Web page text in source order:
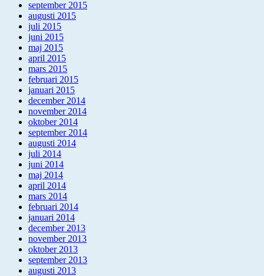
september 2015
augusti 2015
juli 2015
juni 2015
maj 2015
april 2015
mars 2015
februari 2015
januari 2015
december 2014
november 2014
oktober 2014
september 2014
augusti 2014
juli 2014
juni 2014
maj 2014
april 2014
mars 2014
februari 2014
januari 2014
december 2013
november 2013
oktober 2013
september 2013
augusti 2013